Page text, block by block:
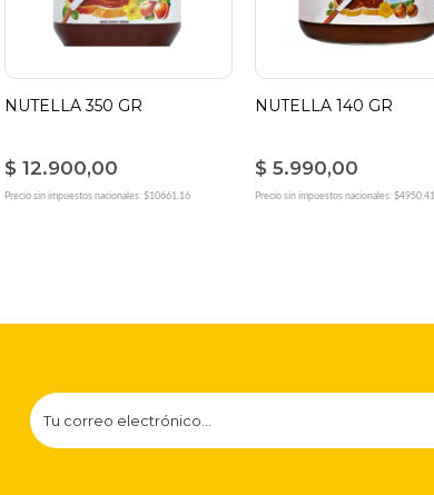
NUTELLA 350 GR
$ 12.900,00
Precio sin impuestos nacionales: $10661.16
NUTELLA 140 GR
$ 5.990,00
Precio sin impuestos nacionales: $4950.41